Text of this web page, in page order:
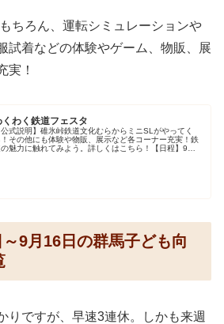
ちろん、運転シミュレーションや
試着などの体験やゲーム、物販、展
実！
くわく鉄道フェスタ
公式説明】碓氷峠鉄道文化むらからミニSLがやってく
！その他にも体験や物販、展示など各コーナー充実！鉄
魅力に触れてみよう。詳しくはこちら！【日程】9月
9月16日の群馬子ども向
りですが、早速3連休。しかも来週